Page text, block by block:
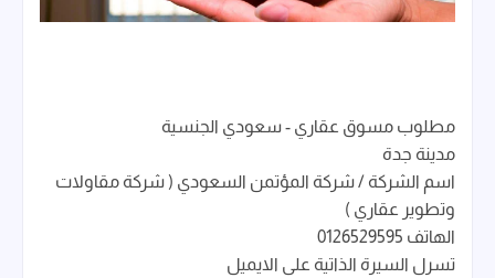
مطلوب مسوق عقاري - سعودي الجنسية
مدينة جدة
اسم الشركة / شركة المؤتمن السعودي ( شركة مقاولات
وتطوير عقاري )
الهاتف 0126529595
تسرل السيرة الذاتية على الايميل